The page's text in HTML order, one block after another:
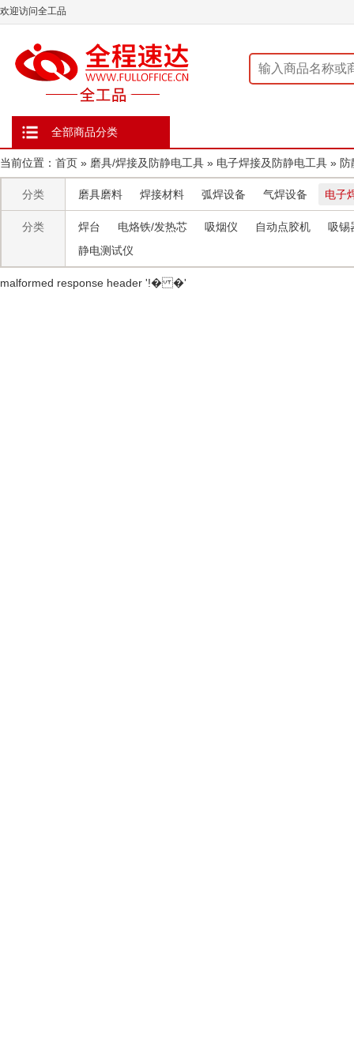
欢迎访问全工品
全部商品分类
当前位置： 首页 » 磨具/焊接及防静电工具 » 电子焊接及防静电工具 » 防
分类 磨具磨料 焊接材料 弧焊设备 气焊设备 电子
分类 焊台 电烙铁/发热芯 吸烟仪 自动点胶机
吸锡
静电测试仪
malformed response header ' !� �'